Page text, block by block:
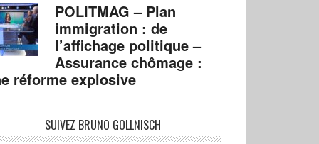
POLITMAG – Plan
immigration : de
l’affichage politique –
Assurance chômage :
réforme explosive
SUIVEZ BRUNO GOLLNISCH